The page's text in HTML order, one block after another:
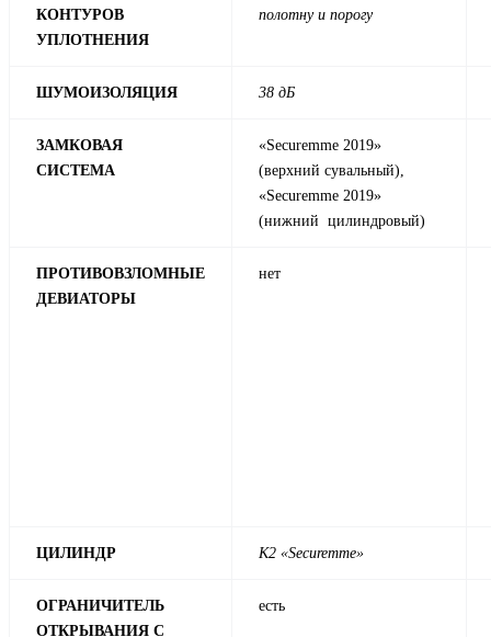
КОНТУРОВ
УПЛОТНЕНИЯ
полотну и порогу
ШУМОИЗОЛЯЦИЯ 38 дБ
ЗАМКОВАЯ
СИСТЕМА
«Securemme 2019»
(верхний сувальный),
«Securemme 2019»
(нижний цилиндровый)
ПРОТИВОВЗЛОМНЫЕ
ДЕВИАТОРЫ
нет
ЦИЛИНДР К2 «Securemme»
ОГРАНИЧИТЕЛЬ
ОТКРЫВАНИЯ С
есть